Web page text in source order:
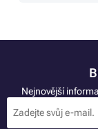
Nejnovější